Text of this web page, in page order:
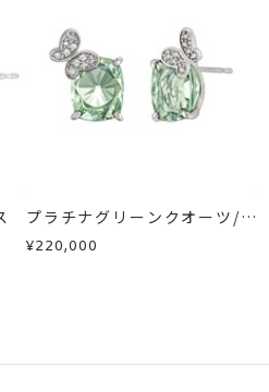
プラチナグリーンクオーツ/ダ
イヤモンドピアス
¥220,000